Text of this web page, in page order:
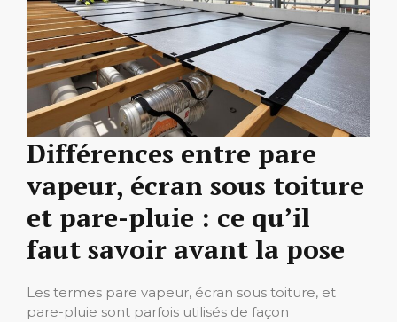
Différences entre pare
vapeur, écran sous toiture
et pare-pluie : ce qu’il
faut savoir avant la pose
Les termes pare vapeur, écran sous toiture, et
pare-pluie sont parfois utilisés de façon